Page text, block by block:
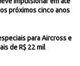
próximos cinco anos
para Aircross e
de R$ 22 mil